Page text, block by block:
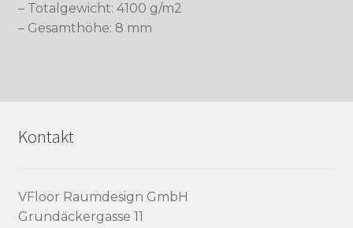
– Totalgewicht: 4100 g/m2
– Gesamthöhe: 8 mm
Kontakt
VFloor Raumdesign GmbH
Grundäckergasse 11